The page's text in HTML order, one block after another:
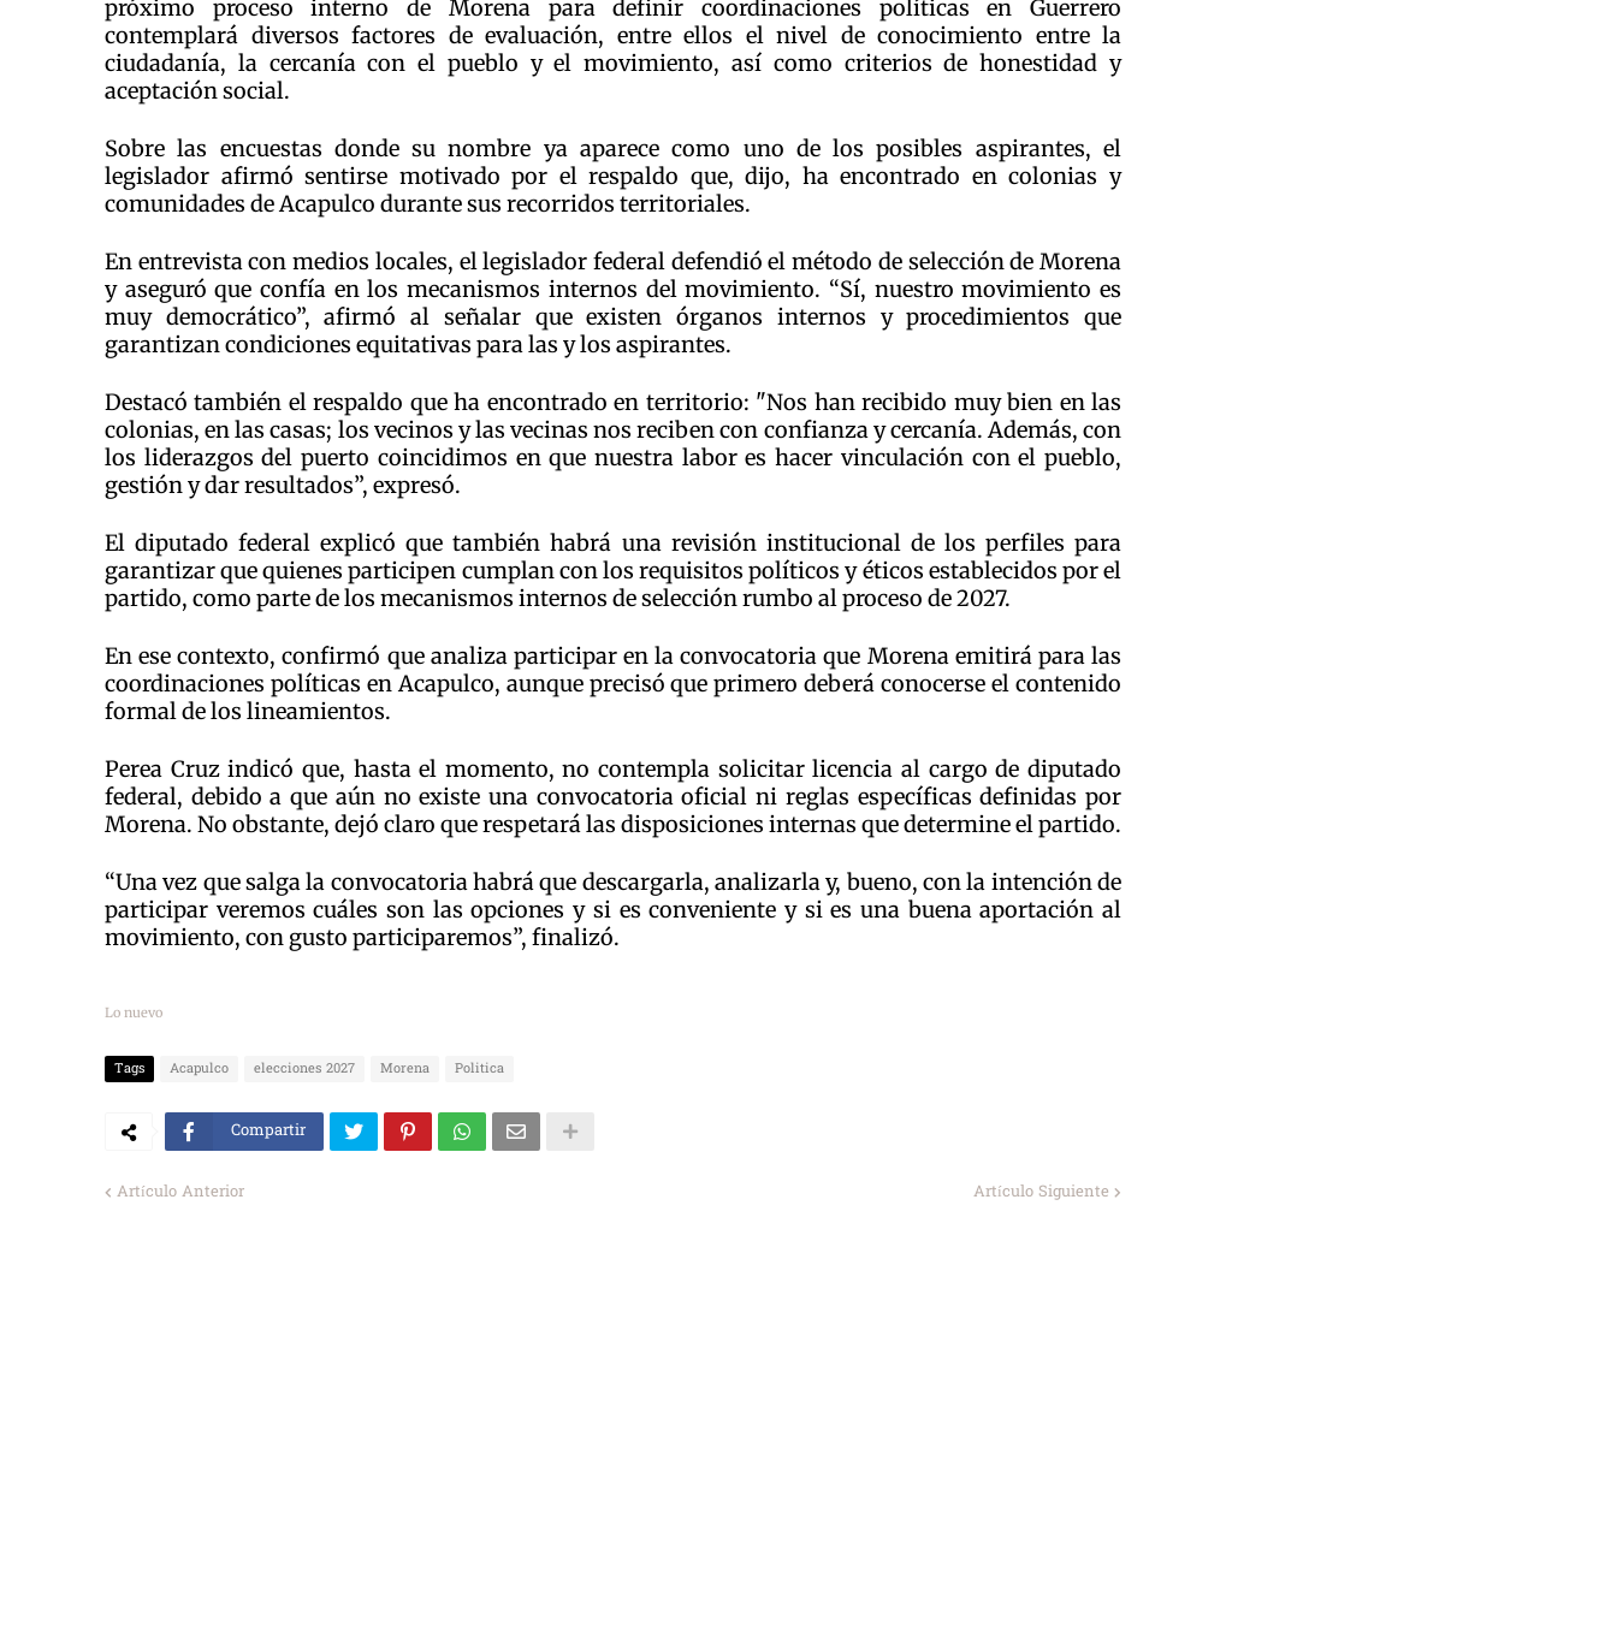
próximo proceso interno de Morena para definir coordinaciones políticas en Guerrero
contemplará diversos factores de evaluación, entre ellos el nivel de conocimiento entre la
ciudadanía, la cercanía con el pueblo y el movimiento, así como criterios de honestidad y
aceptación social.
Sobre las encuestas donde su nombre ya aparece como uno de los posibles aspirantes, el
legislador afirmó sentirse motivado por el respaldo que, dijo, ha encontrado en colonias y
comunidades de Acapulco durante sus recorridos territoriales.
En entrevista con medios locales, el legislador federal defendió el método de selección de Morena
y aseguró que confía en los mecanismos internos del movimiento. “Sí, nuestro movimiento es
muy democrático”, afirmó al señalar que existen órganos internos y procedimientos que
garantizan condiciones equitativas para las y los aspirantes.
Destacó también el respaldo que ha encontrado en territorio: "Nos han recibido muy bien en las
colonias, en las casas; los vecinos y las vecinas nos reciben con confianza y cercanía. Además, con
los liderazgos del puerto coincidimos en que nuestra labor es hacer vinculación con el pueblo,
gestión y dar resultados”, expresó.
El diputado federal explicó que también habrá una revisión institucional de los perfiles para
garantizar que quienes participen cumplan con los requisitos políticos y éticos establecidos por el
partido, como parte de los mecanismos internos de selección rumbo al proceso de 2027.
En ese contexto, confirmó que analiza participar en la convocatoria que Morena emitirá para las
coordinaciones políticas en Acapulco, aunque precisó que primero deberá conocerse el contenido
formal de los lineamientos.
Perea Cruz indicó que, hasta el momento, no contempla solicitar licencia al cargo de diputado
federal, debido a que aún no existe una convocatoria oficial ni reglas específicas definidas por
Morena. No obstante, dejó claro que respetará las disposiciones internas que determine el partido.
“Una vez que salga la convocatoria habrá que descargarla, analizarla y, bueno, con la intención de
participar veremos cuáles son las opciones y si es conveniente y si es una buena aportación al
movimiento, con gusto participaremos”, finalizó.
Lo nuevo
Tags Acapulco elecciones 2027 Morena Politica
Compartir
Artículo Anterior Artículo Siguiente